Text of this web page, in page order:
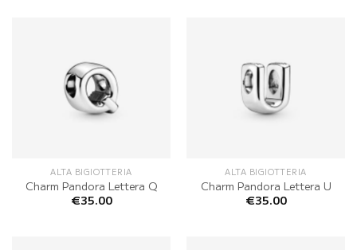
ALTA BIGIOTTERIA
Charm Pandora Lettera Q
€35.00
ALTA BIGIOTTERIA
Charm Pandora Lettera U
€35.00